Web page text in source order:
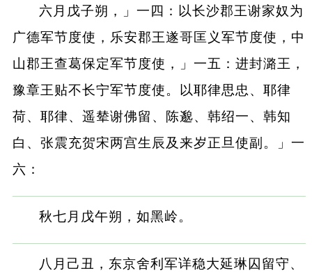
六月戊子朔，」一四：以长沙郡王谢家奴为
广德军节度使，乐安郡王遂哥匡义军节度使，中
山郡王查葛保定军节度使，」一五：进封潞王，
豫章王贴不长宁军节度使。以耶律思忠、耶律
荷、耶律、遥辇谢佛留、陈邈、韩绍一、韩知
白、张震充贺宋两宫生辰及来岁正旦使副。」一
六：
秋七月戊午朔，如黑岭。
八月己丑，东京舍利军详稳大延琳囚留守、